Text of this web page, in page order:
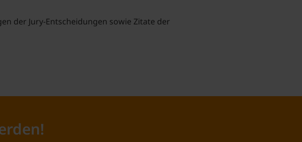
der Jury-Entscheidungen sowie Zitate der